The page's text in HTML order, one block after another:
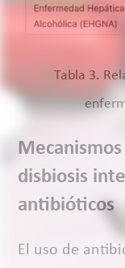
Tabla 3.
disbiosis
antibióticos
El uso de